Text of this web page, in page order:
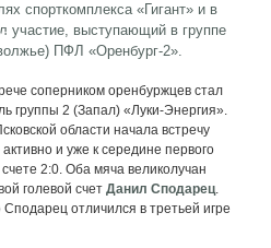
спорткомплекса «Гигант» и в
участие, выступающий в группе
ПФЛ «Оренбург-2».
соперником оренбуржцев стал
группы 2 (Запал) «Луки-Энергия».
области начала встречу
и уже к середине первого
2:0. Оба мяча великолучан
голевой счетДанил Сподарец.
отличился в третьей игре